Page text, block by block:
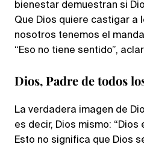
bienestar demuestran si
Que Dios quiere castigar a
nosotros tenemos el
“Eso no tiene sentido”,
Dios, Padre de todos
La verdadera imagen de
es decir, Dios mismo: “Dios
Esto no significa que Dios